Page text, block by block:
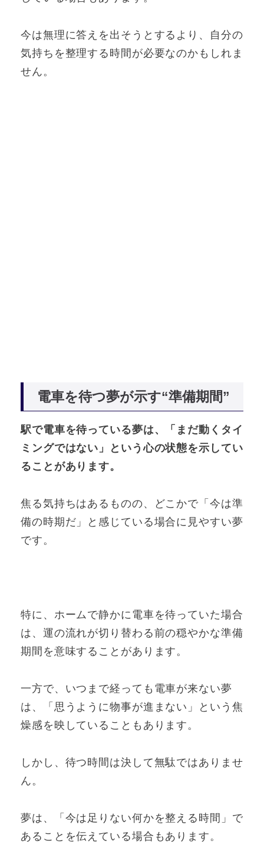
今は無理に答えを出そうとするより、自分の
気持ちを整理する時間が必要なのかもしれま
せん。
電車を待つ夢が示す“準備期間”
駅で電車を待っている夢は、「まだ動くタイ
ミングではない」という心の状態を示してい
ることがあります。
焦る気持ちはあるものの、どこかで「今は準
備の時期だ」と感じている場合に見やすい夢
です。
特に、ホームで静かに電車を待っていた場合
は、運の流れが切り替わる前の穏やかな準備
期間を意味することがあります。
一方で、いつまで経っても電車が来ない夢
は、「思うように物事が進まない」という焦
燥感を映していることもあります。
しかし、待つ時間は決して無駄ではありませ
ん。
夢は、「今は足りない何かを整える時間」で
あることを伝えている場合もあります。